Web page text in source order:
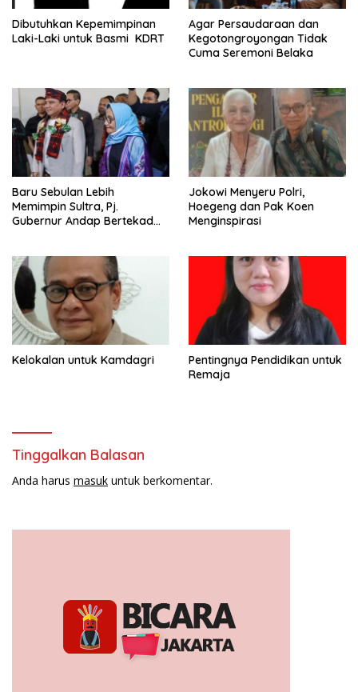
Dibutuhkan Kepemimpinan
Laki-Laki untuk Basmi KDRT
Agar Persaudaraan dan
Kegotongroyongan Tidak
Cuma Seremoni Belaka
Baru Sebulan Lebih
Memimpin Sultra, Pj.
Gubernur Andap Bertekad
Tenggara
Jokowi Menyeru Polri,
Hoegeng dan Pak Koen
Menginspirasi
Kelokalan untuk Kamdagri
Pentingnya Pendidikan untuk
Remaja
Tinggalkan Balasan
Anda harus masuk untuk berkomentar.